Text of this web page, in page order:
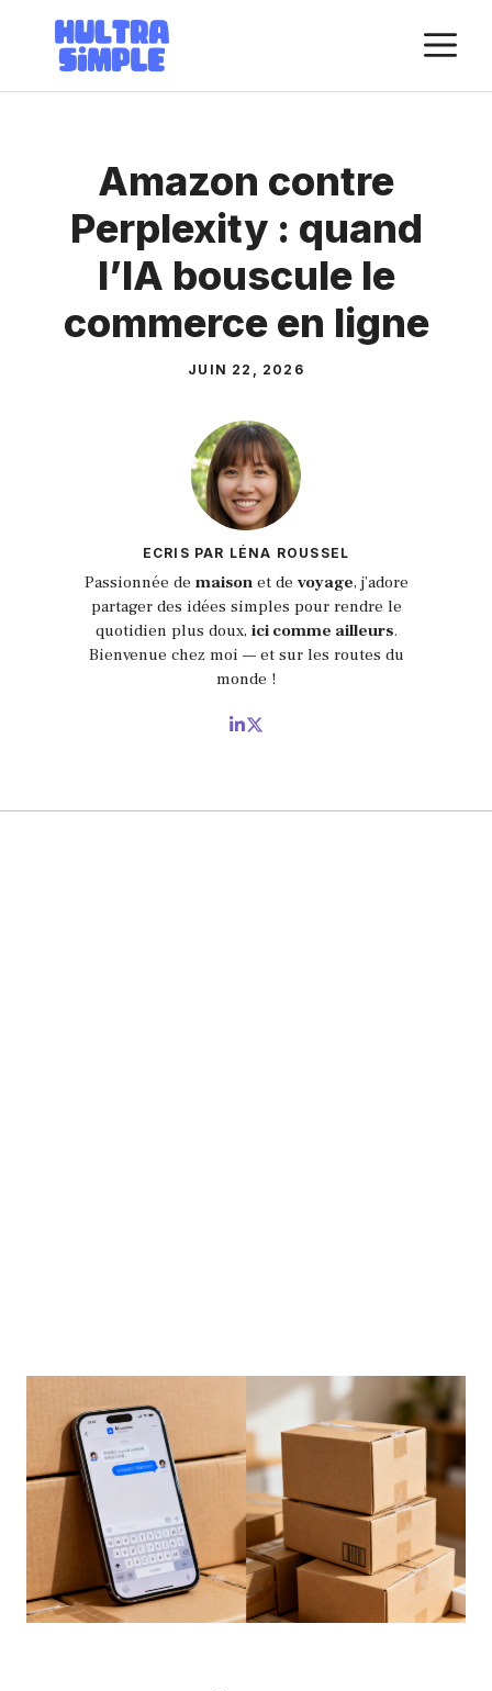
contenu
Amazon contre
Perplexity : quand
l’IA bouscule le
commerce en ligne
JUIN 22, 2026
ECRIS PAR LÉNA ROUSSEL
Passionnée de maisonet de voyage, j’adore
partager des idées simples pour rendre le
quotidien plus doux, ici comme ailleurs.
Bienvenue chez moi — et sur les routes du
monde !